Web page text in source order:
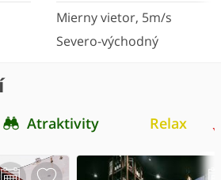
Mierny vietor, 5m/s
Severo-východný
Atraktivity Relax